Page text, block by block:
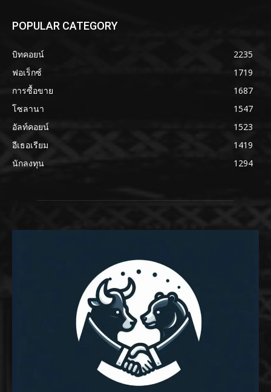
POPULAR CATEGORY
บิทคอยน์
2235
ฟอเร็กซ์
1719
การซื้อขาย
1687
โซลานา
1547
อัลท์คอยน์
1523
อีเธอเรียม
1419
นักลงทุน
1294